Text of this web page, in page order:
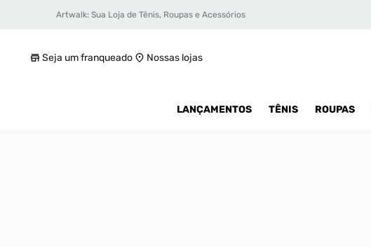
Artwalk: Sua Loja de Tênis, Roupas e Acessórios
Seja um franqueado Nossas lojas
LANÇAMENTOS TÊNIS ROUPAS
Tênis Puma MB.03 Toxic Masculino